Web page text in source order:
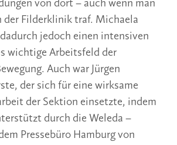
von dort – auch wenn man
der Filderklinik traf. Michaela
jedoch einen intensiven
wichtige Arbeitsfeld der
Auch war Jürgen
der sich für eine wirksame
der Sektion einsetzte, indem
durch die Weleda –
Pressebüro Hamburg von